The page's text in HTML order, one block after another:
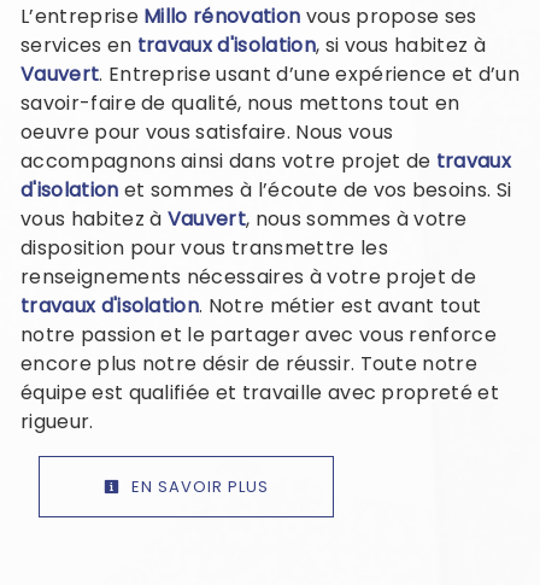
L’entreprise Millo rénovation vous propose ses
services en travaux d'isolation, si vous habitez à
Vauvert. Entreprise usant d’une expérience et d’un
savoir-faire de qualité, nous mettons tout en
oeuvre pour vous satisfaire. Nous vous
accompagnons ainsi dans votre projet de travaux
d'isolation et sommes à l’écoute de vos besoins. Si
vous habitez à Vauvert, nous sommes à votre
disposition pour vous transmettre les
renseignements nécessaires à votre projet de
travaux d'isolation. Notre métier est avant tout
notre passion et le partager avec vous renforce
encore plus notre désir de réussir. Toute notre
équipe est qualifiée et travaille avec propreté et
rigueur.
EN SAVOIR PLUS